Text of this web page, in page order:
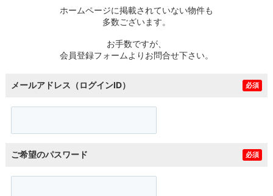
ホームページに掲載されていない物件も
多数ございます。
お手数ですが、
会員登録フォームよりお問合せ下さい。
メールアドレス（ログインID） 必須
ご希望のパスワード 必須